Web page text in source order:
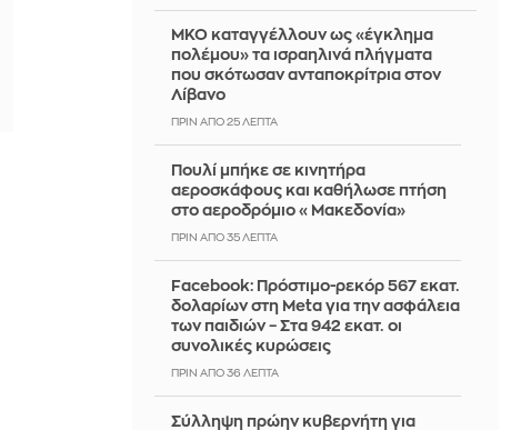
ΜΚΟ καταγγέλλουν ως «έγκλημα
πολέμου» τα ισραηλινά πλήγματα
που σκότωσαν ανταποκρίτρια στον
Λίβανο
ΠΡΙΝ ΑΠΌ 25 ΛΕΠΤΆ
Πουλί μπήκε σε κινητήρα
αεροσκάφους και καθήλωσε πτήση
στο αεροδρόμιο «Μακεδονία»
ΠΡΙΝ ΑΠΌ 35 ΛΕΠΤΆ
Facebook: Πρόστιμο-ρεκόρ 567 εκατ.
δολαρίων στη Meta για την ασφάλεια
των παιδιών – Στα 942 εκατ. οι
συνολικές κυρώσεις
ΠΡΙΝ ΑΠΌ 36 ΛΕΠΤΆ
Σύλληψη πρώην κυβερνήτη για